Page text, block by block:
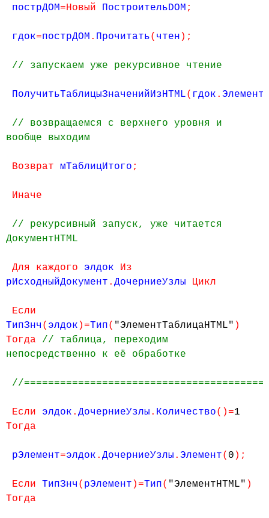
пострДОМ=Новый ПостроительDOM ;
гдок=пострДОМ . Прочитать( чтен );
// запускаем уже рекурсивное чтение
ПолучитьТаблицыЗначенийИзHTML( гдок .
// возвращаемся с верхнего уровня и
вообще выходим
Возврат мТаблицИтого ;
Иначе
// рекурсивный запуск, уже читается
ДокументHTML
Для каждого элдок Из
рИсходныйДокумент . ДочерниеУзлы Цикл
Если
ТипЗнч ( элдок )=Тип( "ЭлементТаблицаHTML" )
Тогда // таблица, переходим
непосредственно к её обработке
//
Если элдок . ДочерниеУзлы . Количество()=1
Тогда
рЭлемент=элдок . ДочерниеУзлы . Элемент( 0 );
Если ТипЗнч ( рЭлемент )=Тип( "ЭлементHTML" )
Тогда